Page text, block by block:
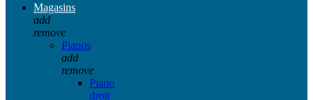
Magasins
add
remove
Pianos
add
remove
Piano
droit